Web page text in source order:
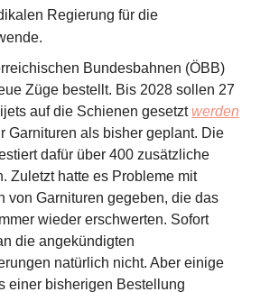
Regierung für die
Bundesbahnen (ÖBB)
Züge bestellt. Bis 2028 sollen 27
auf die Schienen gesetzt werden
Garnituren als bisher geplant. Die
dafür über 400 zusätzliche
Zuletzt hatte es Probleme mit
von Garnituren gegeben, die das
wieder erschwerten. Sofort
die angekündigten
natürlich nicht. Aber einige
einer bisherigen Bestellung